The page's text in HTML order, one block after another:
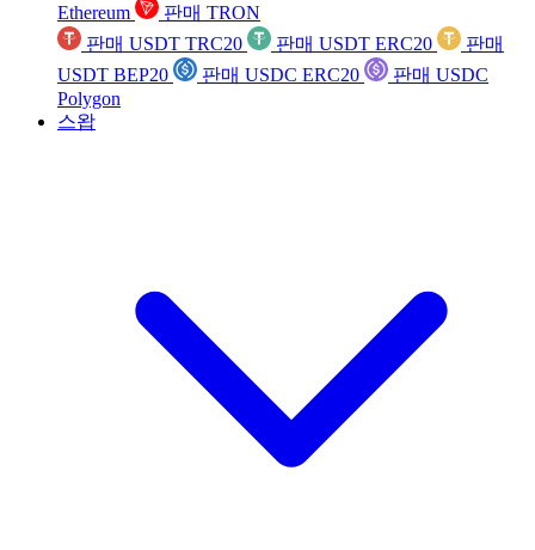
Ethereum
판매 TRON
판매 USDT TRC20
판매 USDT ERC20
판매
USDT BEP20
판매 USDC ERC20
판매 USDC
Polygon
스왑